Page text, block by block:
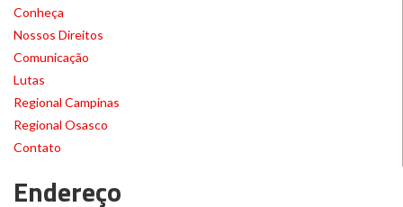
Conheça
Nossos Direitos
Comunicação
Lutas
Regional Campinas
Regional Osasco
Contato
Endereço